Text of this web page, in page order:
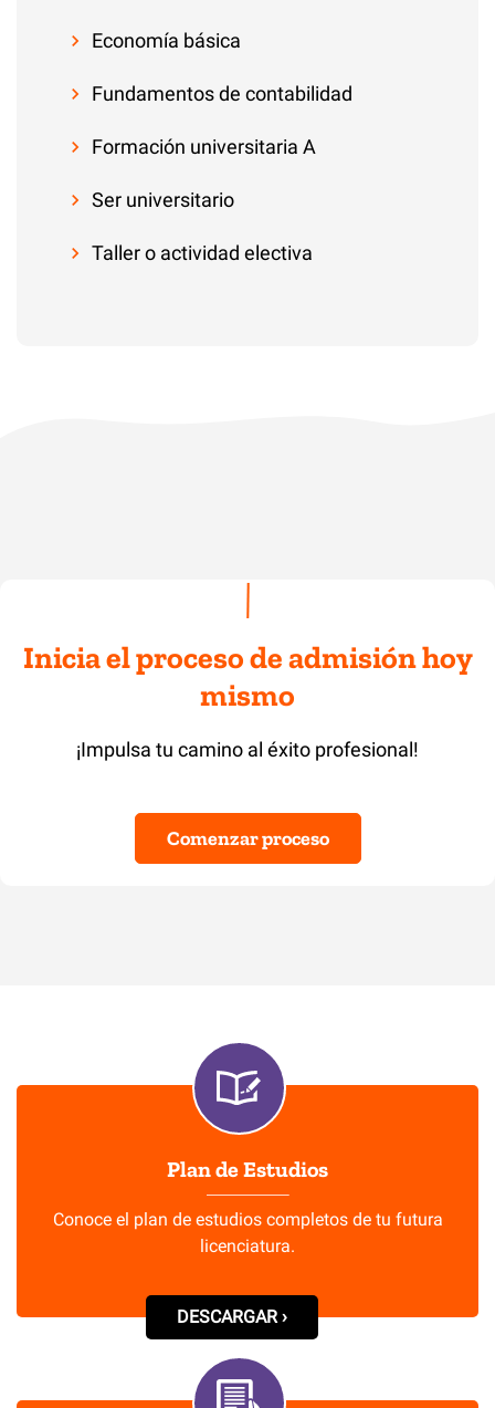
Economía básica
Fundamentos de contabilidad
Formación universitaria A
Ser universitario
Taller o actividad electiva
Inicia el proceso de admisión hoy
mismo
¡Impulsa tu camino al éxito profesional!
Comenzar proceso
Plan de Estudios
Conoce el plan de estudios completos de tu futura
licenciatura.
DESCARGAR ›